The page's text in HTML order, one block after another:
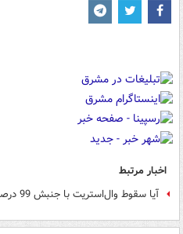
اخبار مرتبط
آیا سقوط وال‌استریت با جنبش 99 درصد آغاز شده است؟